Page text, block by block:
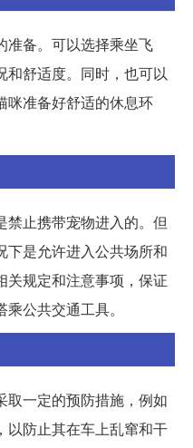
准备。可以选择乘坐飞
和舒适度。同时，也可以
咪准备好舒适的休息环
止携带宠物进入的。但
下是允许进入公共场所和
关规定和注意事项，保证
公共交通工具。
取一定的预防措施，例如
以防止其在车上乱窜和干